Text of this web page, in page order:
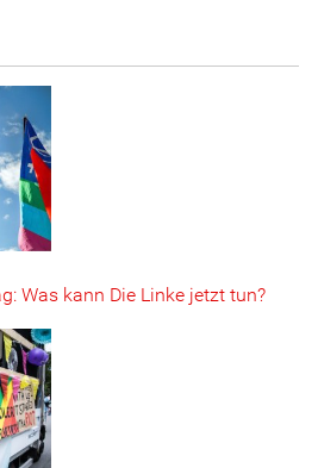
Was kann Die Linke jetzt tun?